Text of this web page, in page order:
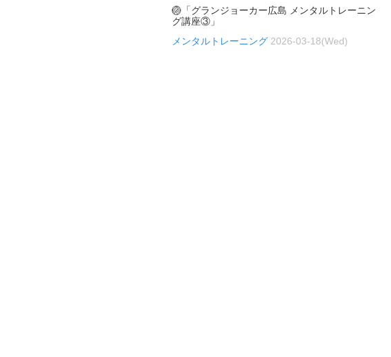
🏐「グランジョーカー広島 メンタルトレーニン
グ講座③」
メンタルトレーニング 2026-03-18(Wed)